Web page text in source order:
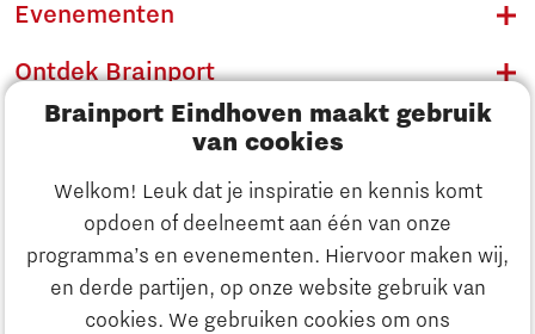
Brainport Eindhoven maakt gebruik
van cookies
Welkom! Leuk dat je inspiratie en kennis komt
opdoen of deelneemt aan één van onze
programma’s en evenementen. Hiervoor maken wij,
en derde partijen, op onze website gebruik van
cookies. We gebruiken cookies om ons
Ontdek Brainport
Evenementen
Ontdek Brainport
Innovatie
Ondernemen
Onderwijs
Maatschappelijk